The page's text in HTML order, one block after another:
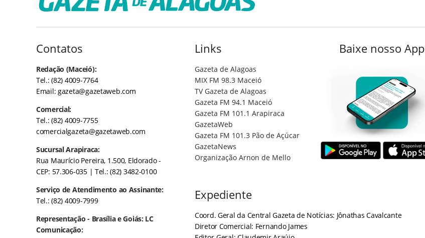
Contatos
Redação (Maceió):
Tel.: (82) 4009-7764
Email:gazeta@gazetaweb.com
Comercial:
Tel.: (82) 4009-7755
comercialgazeta@gazetaweb.com
Sucursal Arapiraca:
Rua Maurício Pereira, 1.500, Eldorado -
CEP: 57.306-035 | Tel.: (82) 3482-0100
Serviço de Atendimento ao Assinante:
Tel.: (82) 4009-7999
Representação - Brasília e Goiás: LC
Comunicação:
Links
Gazeta de Alagoas
MIX FM 98.3 Maceió
TV Gazeta de Alagoas
Gazeta FM 94.1 Maceió
Gazeta FM 101.1 Arapiraca
GazetaWeb
Gazeta FM 101.3 Pão de Açúcar
GazetaNews
Organização Arnon de Mello
Expediente
Coord. Geral da Central Gazeta de Notícias: Jônathas Cavalcante
Diretor Comercial: Fernando James
Baixe nosso App